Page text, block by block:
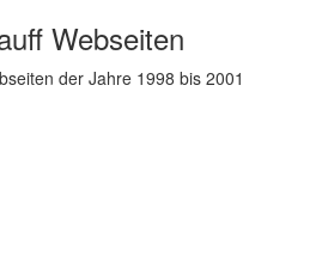
Webseiten
der Jahre 1998 bis 2001